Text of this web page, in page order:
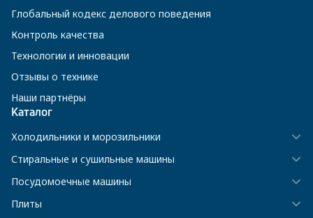
Глобальный кодекс делового поведения
Контроль качества
Технологии и инновации
Отзывы о технике
Наши партнёры
Каталог
Холодильники и морозильники
Стиральные и сушильные машины
Посудомоечные машины
Плиты